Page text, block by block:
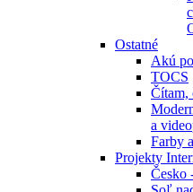
Ostatné
Akú
TOCS
Čítam,
a
Farby
Projekty
Česko